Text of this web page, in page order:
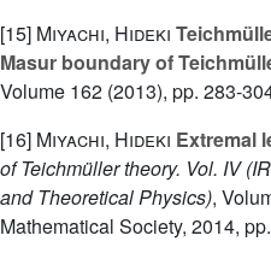
[15] Miyachi, Hideki
Masur boundary of
Volume 162 (2013), pp. 283-
[16] Miyachi, Hideki Extremal
of Teichmüller theory. Vol. IV
and Theoretical Physics),
Mathematical Society, 2014,